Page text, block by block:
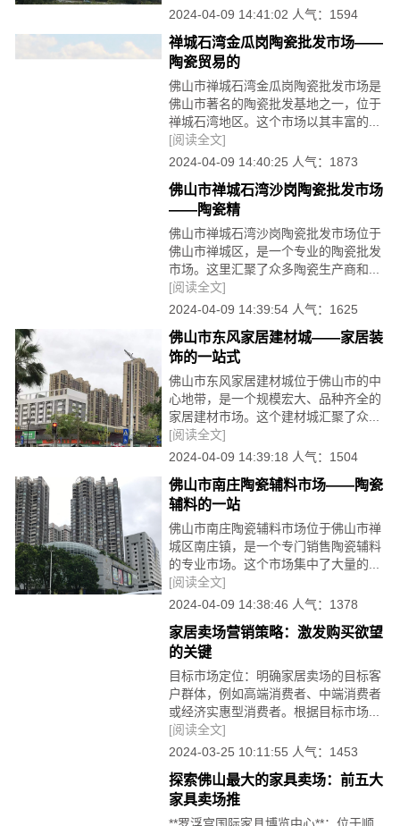
2024-04-09 14:41:02 人气：1594
禅城石湾金瓜岗陶瓷批发市场——
陶瓷贸易的
佛山市禅城石湾金瓜岗陶瓷批发市场是
佛山市著名的陶瓷批发基地之一，位于
禅城石湾地区。这个市场以其丰富的...
[阅读全文]
2024-04-09 14:40:25 人气：1873
佛山市禅城石湾沙岗陶瓷批发市场
——陶瓷精
佛山市禅城石湾沙岗陶瓷批发市场位于
佛山市禅城区，是一个专业的陶瓷批发
市场。这里汇聚了众多陶瓷生产商和...
[阅读全文]
2024-04-09 14:39:54 人气：1625
佛山市东风家居建材城——家居装
饰的一站式
佛山市东风家居建材城位于佛山市的中
心地带，是一个规模宏大、品种齐全的
家居建材市场。这个建材城汇聚了众...
[阅读全文]
2024-04-09 14:39:18 人气：1504
佛山市南庄陶瓷辅料市场——陶瓷
辅料的一站
佛山市南庄陶瓷辅料市场位于佛山市禅
城区南庄镇，是一个专门销售陶瓷辅料
的专业市场。这个市场集中了大量的...
[阅读全文]
2024-04-09 14:38:46 人气：1378
家居卖场营销策略：激发购买欲望
的关键
目标市场定位：明确家居卖场的目标客
户群体，例如高端消费者、中端消费者
或经济实惠型消费者。根据目标市场...
[阅读全文]
2024-03-25 10:11:55 人气：1453
探索佛山最大的家具卖场：前五大
家具卖场推